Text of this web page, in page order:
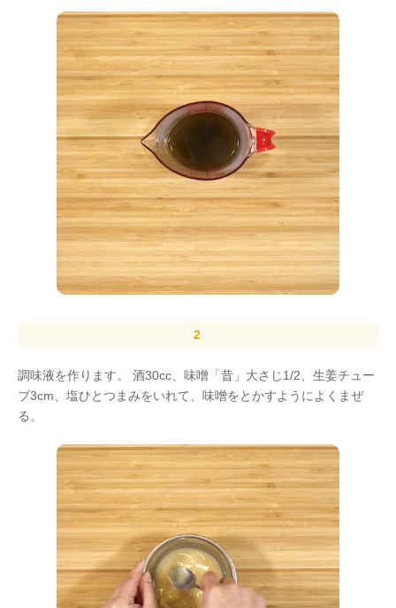
調味液を作ります。 酒30cc、味噌「昔」大さじ1/2、生姜チュー
ブ3cm、塩ひとつまみをいれて、味噌をとかすようによくまぜ
る。